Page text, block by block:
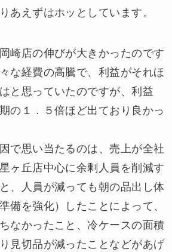
あえずはホッとしています。
崎店の伸びが大きかったのです
な経費の高騰で、利益がそれほ
と思っていたのですが、利益
の１．５倍ほど出ており良かっ
で思い当たるのは、売上が全社
ヶ丘店中心に余剰人員を削減す
、人員が減っても朝の品出し体
備を強化）したことによって、
なかったこと、冷ケースの面積
見切品が減ったことなどがあげ